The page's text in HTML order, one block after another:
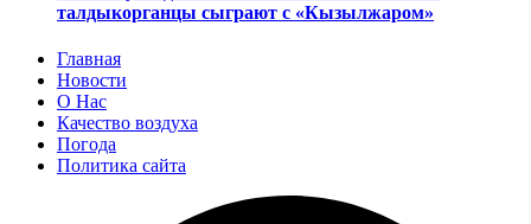
талдыкорганцы сыграют с «Кызылжаром»
Главная
Новости
О Нас
Качество воздуха
Погода
Политика сайта